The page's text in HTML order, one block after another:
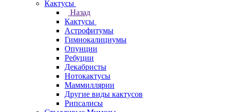
Кактусы
Назад
Кактусы
Астрофитумы
Гимнокалициумы
Опунции
Ребуции
Декабристы
Нотокактусы
Маммиллярии
Другие виды кактусов
Рипсалисы